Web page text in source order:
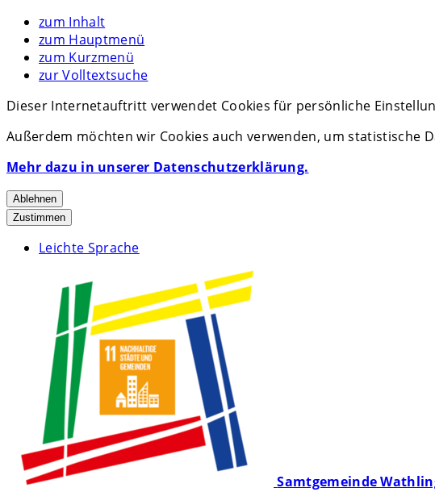
zum Inhalt
zum Hauptmenü
zum Kurzmenü
zur Volltextsuche
Dieser Internetauftritt verwendet Cookies für persönliche
Außerdem möchten wir Cookies auch verwenden, um statistische
Mehr dazu in unserer Datenschutzerklärung.
Ablehnen
Zustimmen
Leichte Sprache
Samtgemeinde